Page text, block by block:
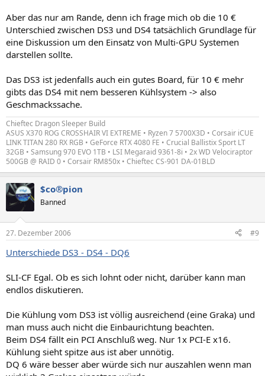
Aber das nur am Rande, denn ich frage mich ob die 10 €
Unterschied zwischen DS3 und DS4 tatsächlich Grundlage für
eine Diskussion um den Einsatz von Multi-GPU Systemen
darstellen sollte.
Das DS3 ist jedenfalls auch ein gutes Board, für 10 € mehr
gibts das DS4 mit nem besseren Kühlsystem -> also
Geschmackssache.
Chieftec Dragon Sleeper Build
ASUS X370 ROG CROSSHAIR VI EXTREME • Ryzen 7 5700X3D • Corsair iCUE
LINK TITAN 280 RX RGB • GeForce RTX 4080 FE • Crucial Ballistix Sport LT
32GB • Samsung 970 EVO 1TB • LSI Megaraid 9361-8i • 2x WD Velociraptor
500GB @ RAID 0 • Corsair RM850x • Chieftec CS-901 DA-01BLD
$co®pion
Banned
27. Dezember 2006 #9
Unterschiede DS3 - DS4 - DQ6
SLI-CF Egal. Ob es sich lohnt oder nicht, darüber kann man
endlos diskutieren.
Die Kühlung vom DS3 ist völlig ausreichend (eine Graka) und
man muss auch nicht die Einbaurichtung beachten.
Beim DS4 fällt ein PCI Anschluß weg. Nur 1x PCI-E x16.
Kühlung sieht spitze aus ist aber unnötig.
DQ 6 wäre besser aber würde sich nur auszahlen wenn man